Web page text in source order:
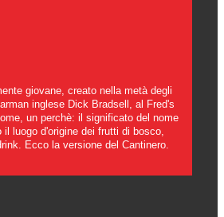
giovane, creato nella metà degli
inglese Dick Bradsell, al Fred's
un perchè: il significato del nome
il luogo d'origine dei frutti di bosco,
Ecco la versione del Cantinero.